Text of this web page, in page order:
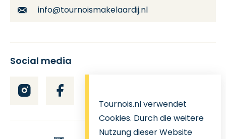
Tournois.nl verwendet
Cookies. Durch die weitere
Nutzung dieser Website
info@tournoismakelaardij.nl
Social media